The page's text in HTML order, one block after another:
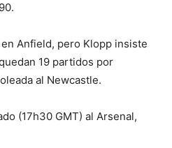
Anfield, pero Klopp insiste
19 partidos por
al Newcastle.
(17h30 GMT) al Arsenal,